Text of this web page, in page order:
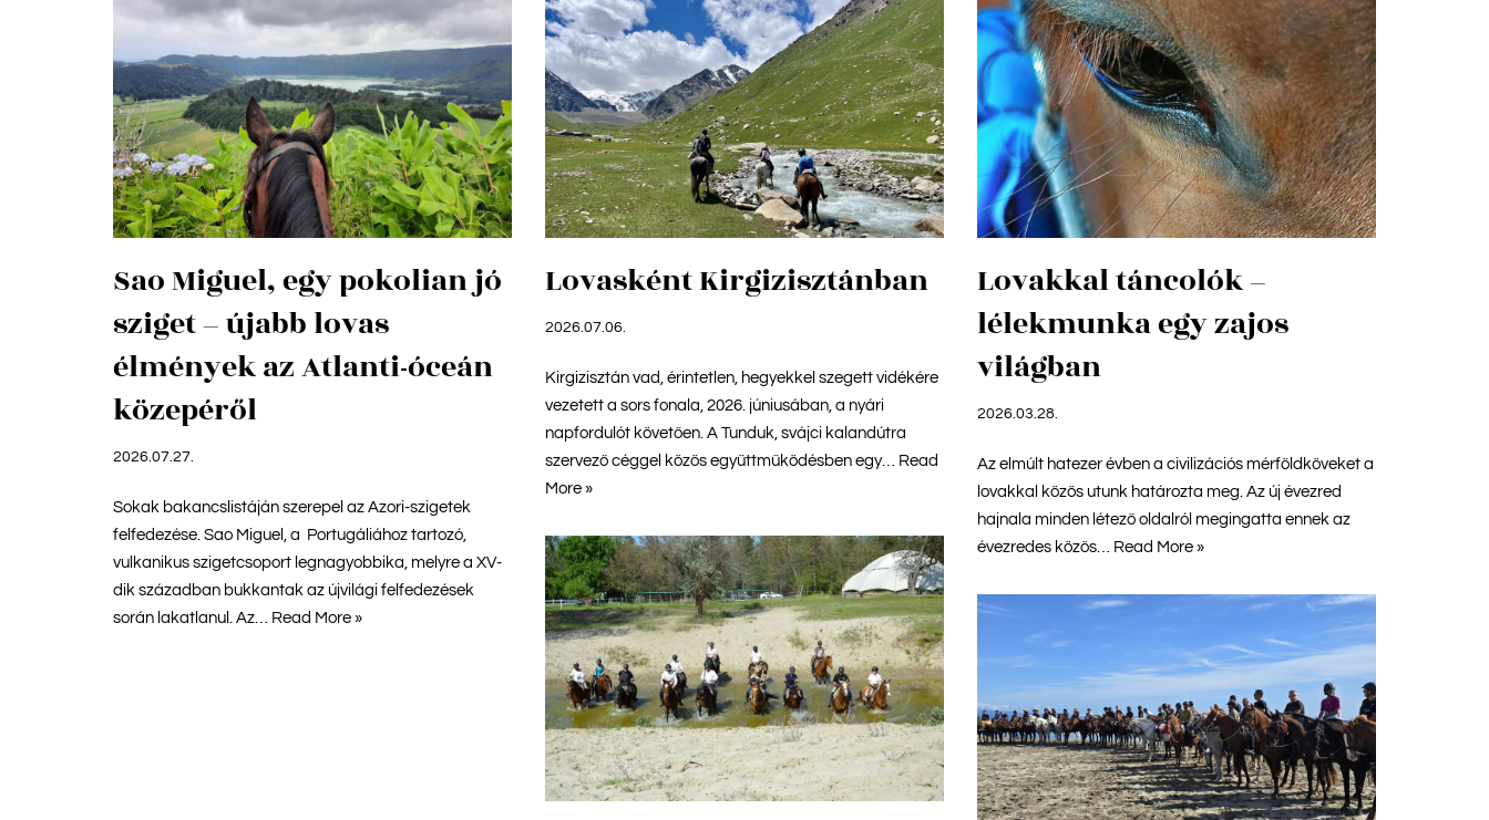
Sao Miguel, egy pokolian jó
sziget – újabb lovas
élmények az Atlanti-óceán
közepéről
2026.07.27.
Sokak bakancslistáján szerepel az Azori-szigetek
felfedezése. Sao Miguel, a Portugáliához tartozó,
vulkanikus szigetcsoport legnagyobbika, melyre a XV-
dik században bukkantak az újvilági felfedezések
során lakatlanul. Az…
Read More »
Lovasként Kirgizisztánban
2026.07.06.
Kirgizisztán vad, érintetlen, hegyekkel szegett vidékére
vezetett a sors fonala, 2026. júniusában, a nyári
napfordulót követően. A Tunduk, svájci kalandútra
szervező céggel közös együttműködésben egy…
Read
More »
Lovakkal táncolók –
lélekmunka egy zajos
világban
2026.03.28.
Az elmúlt hatezer évben a civilizációs mérföldköveket a
lovakkal közös utunk határozta meg. Az új évezred
hajnala minden létező oldalról megingatta ennek az
évezredes közös…
Read More »